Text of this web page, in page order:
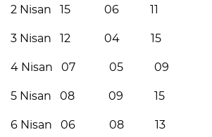
2 Nisan 15 06 11
3 Nisan 12 04 15
4 Nisan 07 05 09
5 Nisan 08 09 15
6 Nisan 06 08 13